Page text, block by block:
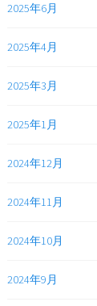
2025年6月
2025年4月
2025年3月
2025年1月
2024年12月
2024年11月
2024年10月
2024年9月